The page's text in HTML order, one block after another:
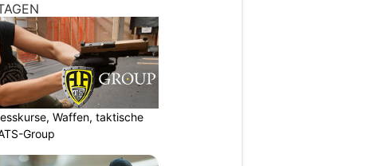
Waffen, taktische
Group